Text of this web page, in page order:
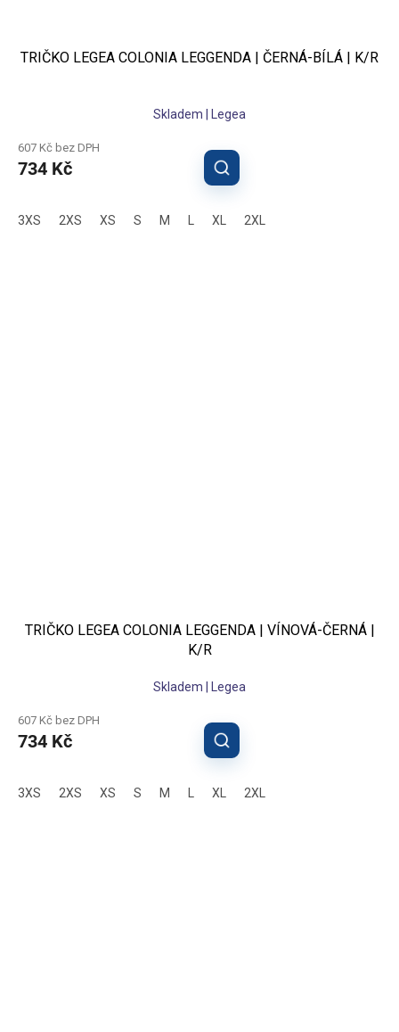
TRIČKO LEGEA COLONIA LEGGENDA | ČERNÁ-BÍLÁ | K/R
Skladem | Legea
607 Kč bez DPH
734 Kč
3XS 2XS XS S M XL 2XL
TRIČKO LEGEA COLONIA LEGGENDA | VÍNOVÁ-ČERNÁ |
K/R
Skladem | Legea
607 Kč bez DPH
734 Kč
3XS 2XS XS S M XL 2XL